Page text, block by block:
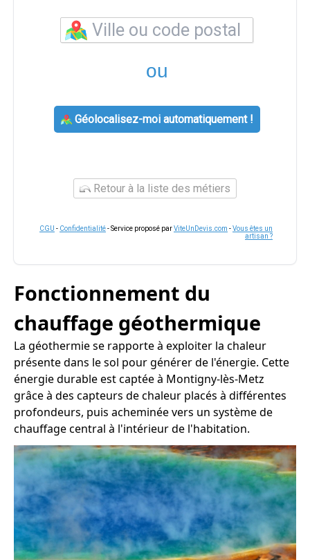
ou
Géolocalisez-moi automatiquement !
Retour à la liste des métiers
CGU - Confidentialité- Service proposé parViteUnDevis.com -Vous êtes un
artisan ?
Fonctionnement du
chauffage géothermique
La géothermie se rapporte à exploiter la chaleur
présente dans le sol pour générer de l'énergie. Cette
énergie durable est captée à Montigny-lès-Metz
grâce à des capteurs de chaleur placés à différentes
profondeurs, puis acheminée vers un système de
chauffage central à l'intérieur de l'habitation.